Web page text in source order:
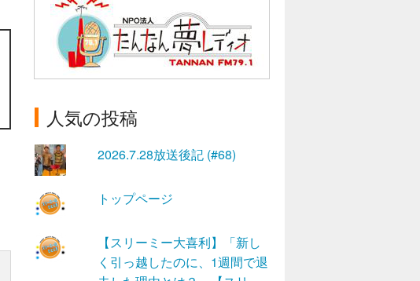
人気の投稿
2026.7.28放送後記 (#68)
トップページ
【スリーミー大喜利】「新し
く引っ越したのに、1週間で退